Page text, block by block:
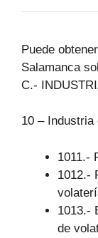
Puede
Salamanca
C.-
10 – Industria
1011.-
1012.-
1013.-
de